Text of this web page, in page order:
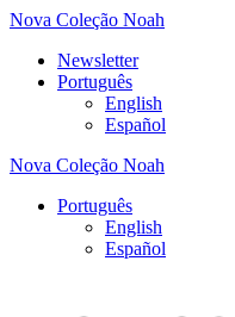
Nova Coleção Noah
Newsletter
Português
English
Español
Nova Coleção Noah
Português
English
Español